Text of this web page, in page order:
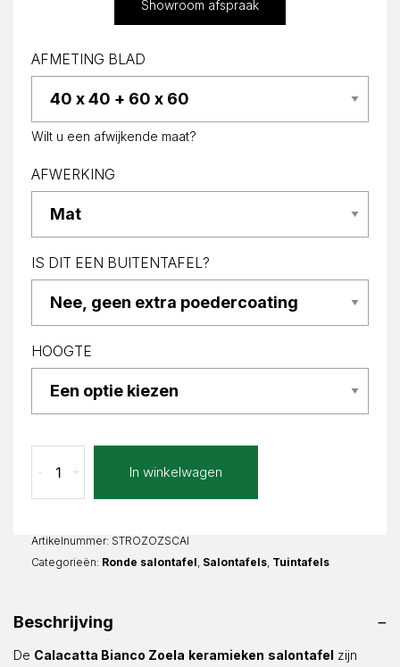
Showroom afspraak
AFMETING BLAD
Wilt u een afwijkende maat?
AFWERKING
IS DIT EEN BUITENTAFEL?
HOOGTE
Bianco
Zoela
aantal
+
- In winkelwagen
Artikelnummer: STROZOZSCAI
Categorieën: Ronde salontafel Salontafels Tuintafels
Beschrijving
De Calacatta Bianco Zoela keramieken salontafel zijn